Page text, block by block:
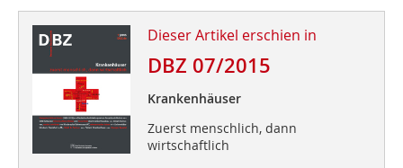
Dieser Artikel erschien in
DBZ 07/2015
Krankenhäuser
Zuerst menschlich, dann
wirtschaftlich